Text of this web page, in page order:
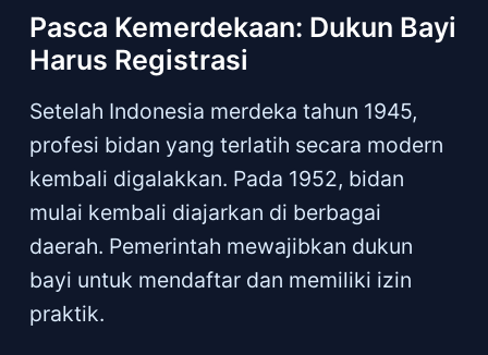
Pasca Kemerdekaan: Dukun Bayi
Harus Registrasi
Setelah Indonesia merdeka tahun 1945,
profesi bidan yang terlatih secara modern
kembali digalakkan. Pada 1952, bidan
mulai kembali diajarkan di berbagai
daerah. Pemerintah mewajibkan dukun
bayi untuk mendaftar dan memiliki izin
praktik.